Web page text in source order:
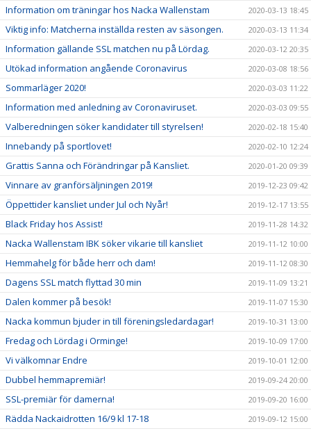
Information om träningar hos Nacka Wallenstam 2020-03-13 18:45
Viktig info: Matcherna inställda resten av säsongen. 2020-03-13 11:34
Information gällande SSL matchen nu på Lördag. 2020-03-12 20:35
Utökad information angående Coronavirus 2020-03-08 18:56
Sommarläger 2020! 2020-03-03 11:22
Information med anledning av Coronaviruset. 2020-03-03 09:55
Valberedningen söker kandidater till styrelsen! 2020-02-18 15:40
Innebandy på sportlovet! 2020-02-10 12:24
Grattis Sanna och Förändringar på Kansliet. 2020-01-20 09:39
Vinnare av granförsäljningen 2019! 2019-12-23 09:42
Öppettider kansliet under Jul och Nyår! 2019-12-17 13:55
Black Friday hos Assist! 2019-11-28 14:32
Nacka Wallenstam IBK söker vikarie till kansliet 2019-11-12 10:00
Hemmahelg för både herr och dam! 2019-11-12 08:30
Dagens SSL match flyttad 30 min 2019-11-09 13:21
Dalen kommer på besök! 2019-11-07 15:30
Nacka kommun bjuder in till föreningsledardagar! 2019-10-31 13:00
Fredag och Lördag i Orminge! 2019-10-09 17:00
Vi välkomnar Endre 2019-10-01 12:00
Dubbel hemmapremiär! 2019-09-24 20:00
SSL-premiär för damerna! 2019-09-20 16:00
Rädda Nackaidrotten 16/9 kl 17-18 2019-09-12 15:00